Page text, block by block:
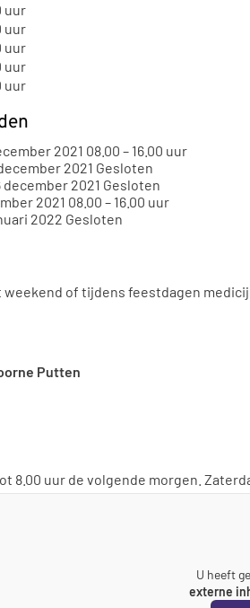
uur
uur
uur
uur
uur
2021 08.00 – 16.00 uur
2021 Gesloten
2021 Gesloten
2021 08.00 – 16.00 uur
2022 Gesloten
weekend of tijdens feestdagen
Putten
8.00 uur de volgende morgen.
U heeft
externe